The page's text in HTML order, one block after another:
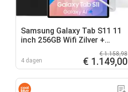
Samsung Galaxy Tab S11 11
inch 256GB Wifi Zilver +
4 dagen
€ 1.158,98
€ 1.149,00